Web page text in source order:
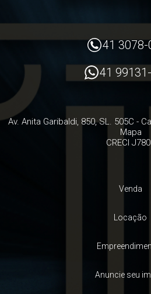
41 3078-
41
Av. Anita Garibaldi, 850, SL. 505C -
Mapa
CRECI
Venda
Locação
Anuncie seu